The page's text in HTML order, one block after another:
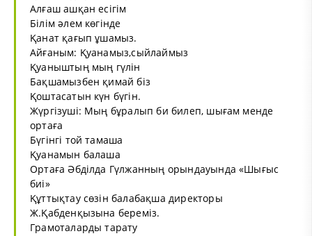
Алғаш ашқан есігім
Білім әлем көгінде
Қанат қағып ұшамыз.
Айғаным: Қуанамыз,сыйлаймыз
Қуаныштың мың гүлін
Бақшамызбен қимай біз
Қоштасатын күн бүгін.
Жүргізуші: Мың бұралып би билеп, шығам менде
ортаға
Бүгінгі той тамаша
Қуанамын балаша
Ортаға Әбділда Гүлжанның орындауында «Шығыс
биі»
Құттықтау сөзін балабақша директоры
Ж.Қабденқызына береміз.
Грамоталарды тарату